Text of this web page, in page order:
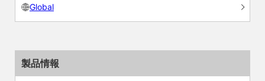
Global
製品情報